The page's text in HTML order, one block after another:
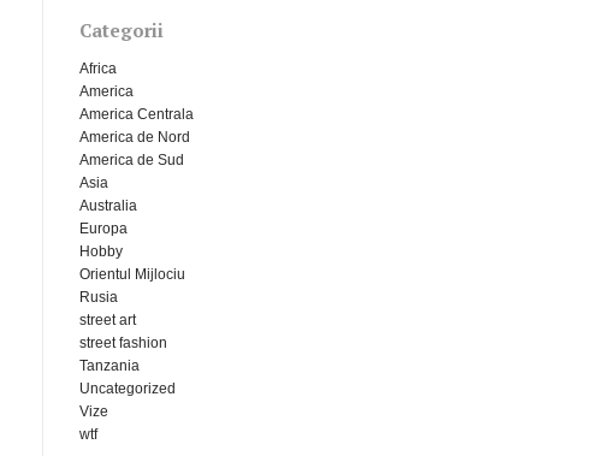
Categorii
Africa
America
America Centrala
America de Nord
America de Sud
Asia
Australia
Europa
Hobby
Orientul Mijlociu
Rusia
street art
street fashion
Tanzania
Uncategorized
Vize
wtf